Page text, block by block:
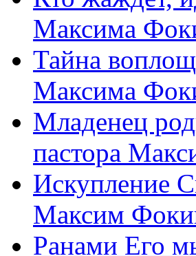
Максима
Тайна
Максима
Младенец
пастора
Искупление
Максим
Ранами Его